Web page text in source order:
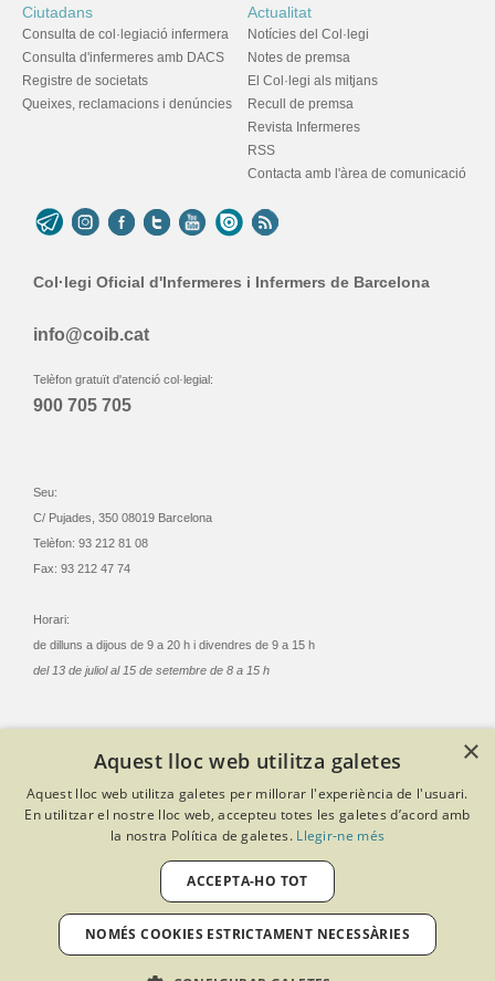
Ciutadans
Consulta de col·legiació infermera
Consulta d'infermeres amb DACS
Registre de societats
Queixes, reclamacions i denúncies
Actualitat
Notícies del Col·legi
Notes de premsa
El Col·legi als mitjans
Recull de premsa
Revista Infermeres
RSS
Contacta amb l'àrea de comunicació
Col·legi Oficial d'Infermeres i Infermers de Barcelona
info@coib.cat
Telèfon gratuït d'atenció col·legial:
900 705 705
Seu:
C/ Pujades, 350 08019 Barcelona
Telèfon: 93 212 81 08
Fax: 93 212 47 74
Horari:
de dilluns a dijous de 9 a 20 h i divendres de 9 a 15 h
del 13 de juliol al 15 de setembre de 8 a 15 h
© Col·legi Oficial Infermeres i Infermers de Barcelona
Criteris de privacitat
Política de cookies
Avís legal
Política de protecció de dades
Política de qualitat
Desenvolupat amb Softeng Portal Builder
×
Aquest lloc web utilitza galetes
Aquest lloc web utilitza galetes per millorar l'experiència de l'usuari.
En utilitzar el nostre lloc web, accepteu totes les galetes d’acord amb
la nostra Política de galetes. Llegir-ne més
ACCEPTA-HO TOT
NOMÉS COOKIES ESTRICTAMENT NECESSÀRIES